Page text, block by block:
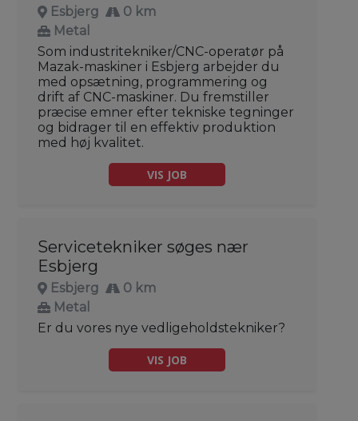
Esbjerg
0 km
Metal
Som industritekniker/CNC-operatør på
Mazak-maskiner i Esbjerg arbejder du
med opsætning, programmering og
drift af CNC-maskiner. Du fremstiller
præcise emner efter tekniske tegninger
og bidrager til en effektiv produktion
med høj kvalitet.
VIS JOB
Servicetekniker søges nær
Esbjerg
Esbjerg
0 km
Metal
Er du vores nye vedligeholdstekniker?
VIS JOB